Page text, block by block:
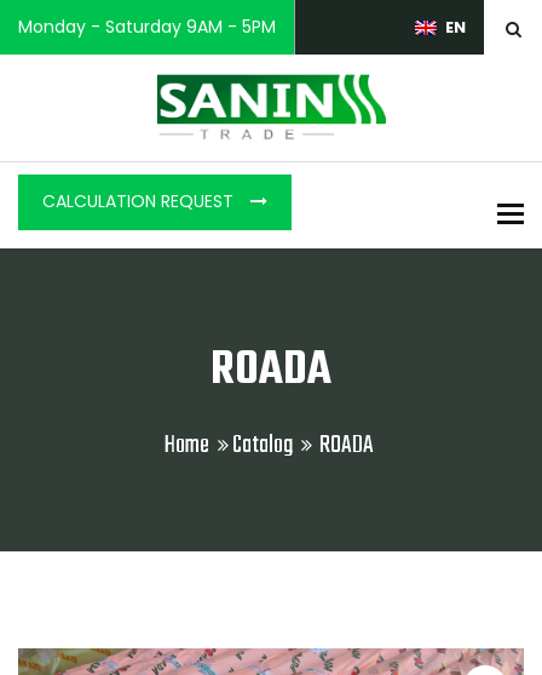
Monday - Saturday 9AM - 5PM EN
CALCULATION REQUEST
ROADA
Home Catalog ROADA